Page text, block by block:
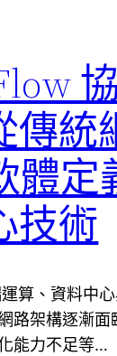
傳統
體
技術
算、資料中
路架構逐漸面
能力不足等…